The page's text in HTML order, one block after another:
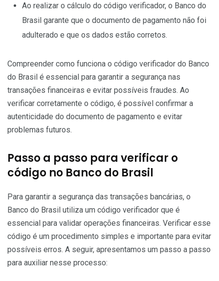
Ao realizar o cálculo do código verificador, o Banco do
Brasil garante que o documento de pagamento não foi
adulterado e que os dados estão corretos.
Compreender como funciona o código verificador do Banco
do Brasil é essencial para garantir a segurança nas
transações financeiras e evitar possíveis fraudes. Ao
verificar corretamente o código, é possível confirmar a
autenticidade do documento de pagamento e evitar
problemas futuros.
Passo a passo para verificar o
código no Banco do Brasil
Para garantir a segurança das transações bancárias, o
Banco do Brasil utiliza um código verificador que é
essencial para validar operações financeiras. Verificar esse
código é um procedimento simples e importante para evitar
possíveis erros. A seguir, apresentamos um passo a passo
para auxiliar nesse processo: